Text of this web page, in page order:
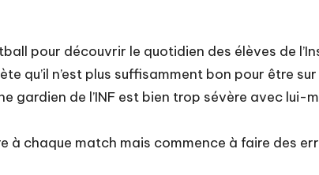
pour découvrir le quotidien des élèves de
qu’il n’est plus suffisamment bon pour être
gardien de l’INF est bien trop sévère avec lui-
à chaque match mais commence à faire des